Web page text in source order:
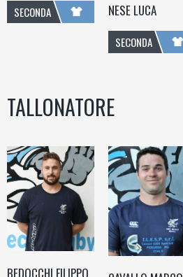
SECONDA
NESE LUCA
SECONDA
TALLONATORE
BEDOCCHI FILIPPO